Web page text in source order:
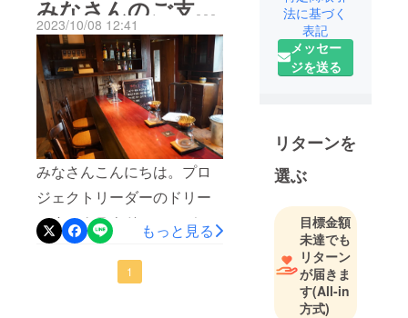
の名前や屋号、ロゴマー
ク"などをプリントしてお店
に並べる権利です。QRコー
ドも加えると、グラスを
使ったお客さんが貴方の
WEBサイトやSNSにアクセ
スできる、といった繋がり
も生まれるかもしれませ
ん。グラスは2個制作し、1
つは喫茶焙煎室dにスポン
サー紹介として飾らせても
らい、もう1つは貴方自身の
みなさんのご支援
のお力添えで、カ
ウンターにモルタ
ル調の作業台を追
加制作します！
2023/10/08 12:41
みなさんこんにちは。プロ
ジェクトリーダーのドリー
です。クラウドファンディ
ング立ち上げ後から、たく
さんの方に連日ご支援をい
もっと見る
1
様々な仕事
を経験。趣
味は読書と
登山。
業として
『Dongree(
ドング
動開始。
2016年春、
新事業とし
て『Dongree
コーヒース
タンドと暮
法に基づく
表記
メッセー
ジを送る
リターンを
選ぶ
目標金額
未達でも
リターン
が届きま
す(All-in
方式)